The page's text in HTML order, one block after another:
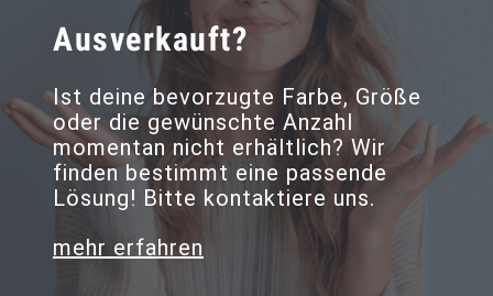
Ausverkauft?
Ist deine bevorzugte Farbe, Größe
oder die gewünschte Anzahl
momentan nicht erhältlich? Wir
finden bestimmt eine passende
Lösung! Bitte kontaktiere uns.
mehr erfahren